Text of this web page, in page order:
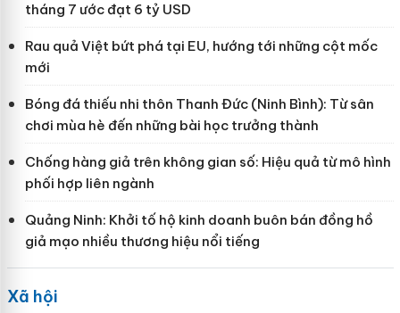
tháng 7 ước đạt 6 tỷ USD
Rau quả Việt bứt phá tại EU, hướng tới những cột mốc
mới
Bóng đá thiếu nhi thôn Thanh Đức (Ninh Bình): Từ sân
chơi mùa hè đến những bài học trưởng thành
Chống hàng giả trên không gian số: Hiệu quả từ mô hình
phối hợp liên ngành
Quảng Ninh: Khởi tố hộ kinh doanh buôn bán đồng hồ
giả mạo nhiều thương hiệu nổi tiếng
Xã hội